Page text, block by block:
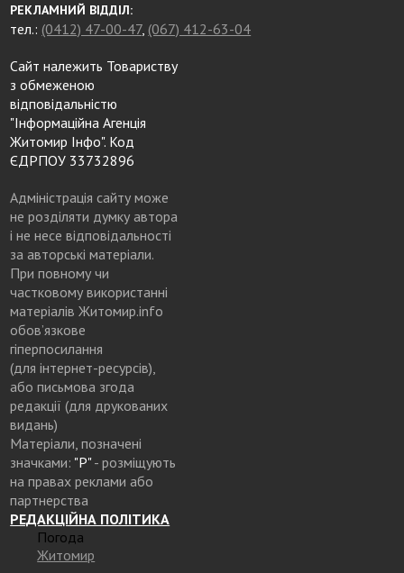
РЕКЛАМНИЙ ВІДДІЛ:
тел.: (0412) 47-00-47, (067) 412-63-04
Сайт належить Товариству
з обмеженою
відповідальністю
"Інформаційна Агенція
Житомир Інфо". Код
ЄДРПОУ 33732896
Адміністрація сайту може
не розділяти думку автора
і не несе відповідальності
за авторські матеріали.
При повному чи
частковому використанні
матеріалів Житомир.info
обов’язкове
гіперпосилання
(для інтернет-ресурсів),
або письмова згода
редакції (для друкованих
видань)
Матеріали, позначені
значками: "Р"- розміщують
на правах реклами або
партнерства
РЕДАКЦІЙНА ПОЛІТИКА
Погода
Житомир